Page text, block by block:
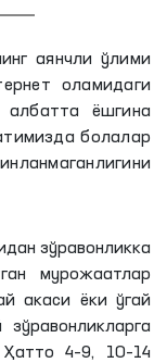
аянчли ўлими
оламидаги
албатта ёшгина
болалар
зўравонликка
мурожаатлар
акаси ёки ўгай
4–9, 10–14